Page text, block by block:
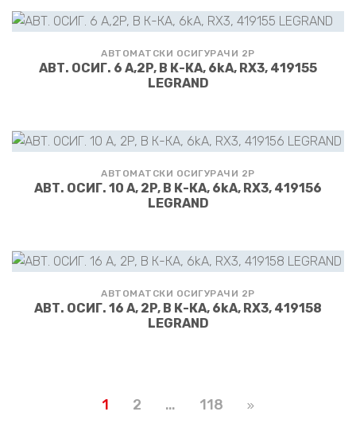
АВТОМАТСКИ ОСИГУРАЧИ 2P
АВТ. ОСИГ. 6 А,2P, В К-КА, 6kA, RX3, 419155
LEGRAND
АВТОМАТСКИ ОСИГУРАЧИ 2P
АВТ. ОСИГ. 10 А, 2P, В К-КА, 6kA, RX3, 419156
LEGRAND
АВТОМАТСКИ ОСИГУРАЧИ 2P
АВТ. ОСИГ. 16 А, 2P, В К-КА, 6kA, RX3, 419158
LEGRAND
1 2 … 118